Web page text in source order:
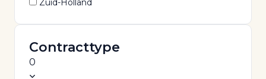
Zuid-Holland
Contracttype
0